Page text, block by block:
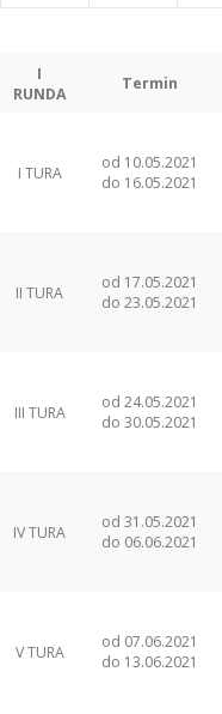
I
RUNDA
Termin
I TURA
od 10.05.2021
do 16.05.2021
II TURA
od 17.05.2021
do 23.05.2021
III TURA
od 24.05.2021
do 30.05.2021
IV TURA
od 31.05.2021
do 06.06.2021
V TURA
od 07.06.2021
do 13.06.2021